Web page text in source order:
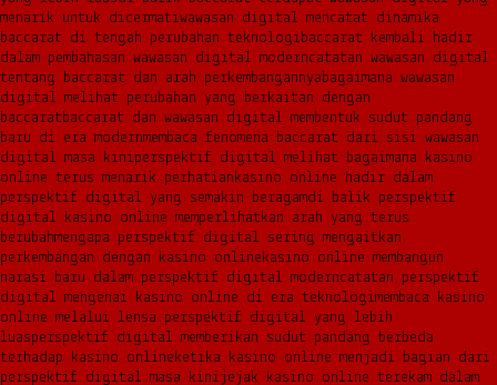
menarik untuk dicermatiwawasan digital mencatat dinamika
baccarat di tengah perubahan teknologibaccarat kembali hadir
dalam pembahasan wawasan digital moderncatatan wawasan digital
tentang baccarat dan arah perkembangannyabagaimana wawasan
digital melihat perubahan yang berkaitan dengan
baccaratbaccarat dan wawasan digital membentuk sudut pandang
baru di era modernmembaca fenomena baccarat dari sisi wawasan
digital masa kiniperspektif digital melihat bagaimana kasino
online terus menarik perhatiankasino online hadir dalam
perspektif digital yang semakin beragamdi balik perspektif
digital kasino online memperlihatkan arah yang terus
berubahmengapa perspektif digital sering mengaitkan
perkembangan dengan kasino onlinekasino online membangun
narasi baru dalam perspektif digital moderncatatan perspektif
digital mengenai kasino online di era teknologimembaca kasino
online melalui lensa perspektif digital yang lebih
luasperspektif digital memberikan sudut pandang berbeda
terhadap kasino onlineketika kasino online menjadi bagian dari
perspektif digital masa kinijejak kasino online terekam dalam